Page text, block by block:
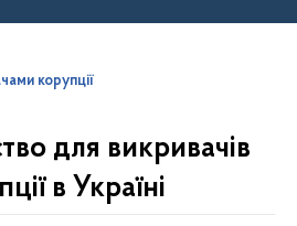
корупції
для викривачів
в Україні